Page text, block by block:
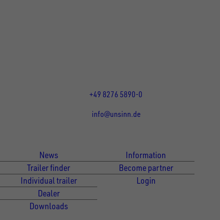
+49 8276 5890-0
info@unsinn.de
News
Trailer finder
Individual trailer
Dealer
Downloads
Information
Become partner
Login